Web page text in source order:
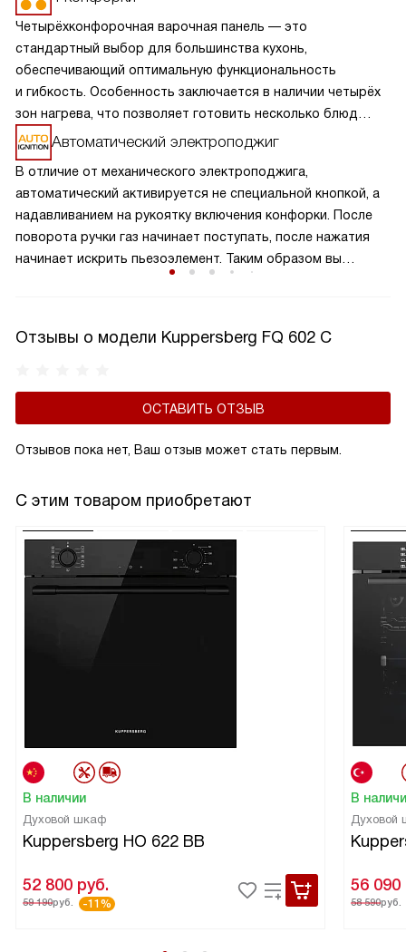
Четырёхконфорочная варочная панель — это
стандартный выбор для большинства кухонь,
обеспечивающий оптимальную функциональность
и гибкость. Особенность заключается в наличии четырёх
зон нагрева, что позволяет готовить несколько блюд
одновременно, экономя время и усилия. Разнообразие
размеров и мощностей конфорок подходит для
различных кулинарных задач, от быстрого кипячения
до медленного тушения. Такая панель обеспечивает
равномерное распределение тепла и удобное
расположение посуды, что делает её идеальной для
семейного использования.
Автоматический электроподжиг
В отличие от механического электроподжига,
автоматический активируется не специальной кнопкой, а
надавливанием на рукоятку включения конфорки. После
поворота ручки газ начинает поступать, после нажатия
начинает искрить пьезоэлемент. Таким образом вы
Отзывы о модели Kuppersberg FQ 602 C
ОСТАВИТЬ ОТЗЫВ
Отзывов пока нет, Ваш отзыв может стать первым.
С этим товаром приобретают
В наличии
Духовой шкаф
Kuppersberg HO 622 BB
52 800 руб.
59 190руб. -11%
В
Духовой
56 090
58 590руб.